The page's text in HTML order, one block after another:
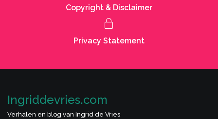
Copyright & Disclaimer
Privacy Statement
Ingriddevries.com
Verhalen en blog van Ingrid de Vries